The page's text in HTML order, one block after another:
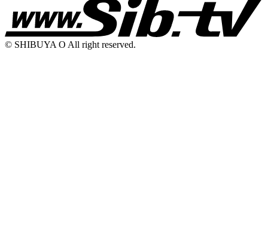
© SHIBUYA O All right reserved.